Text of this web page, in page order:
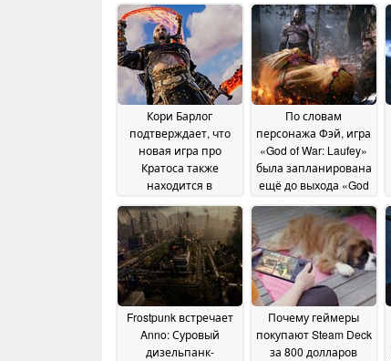
Кори Барлог
подтверждает, что
новая игра про
Кратоса также
находится в
27 July 2026
По словам
персонажа Фэй, игра
«God of War: Laufey»
была запланирована
ещё до выхода «God
26 June
Frostpunk встречает
Anno: Суровый
дизельпанк-
Почему геймеры
покупают Steam Deck
за 800 долларов